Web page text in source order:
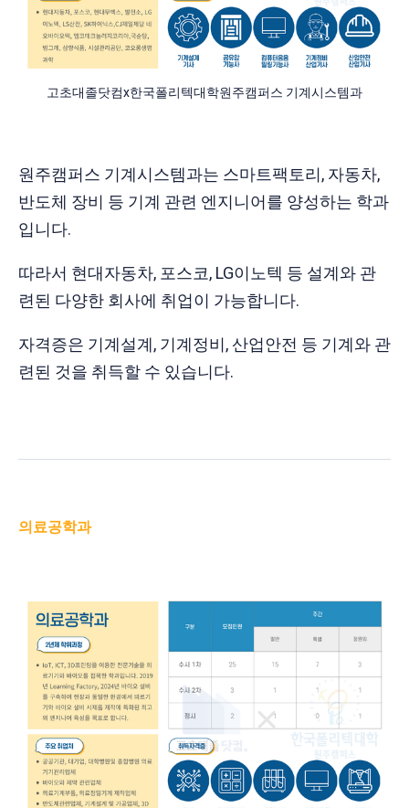
고초대졸닷컴x한국폴리텍대학원주캠퍼스 기계시스템과
원주캠퍼스 기계시스템과는 스마트팩토리, 자동차,
반도체 장비 등 기계 관련 엔지니어를 양성하는 학과
입니다.
따라서 현대자동차, 포스코, LG이노텍 등 설계와 관
련된 다양한 회사에 취업이 가능합니다.
자격증은 기계설계, 기계정비, 산업안전 등 기계와 관
련된 것을 취득할 수 있습니다.
의료공학과